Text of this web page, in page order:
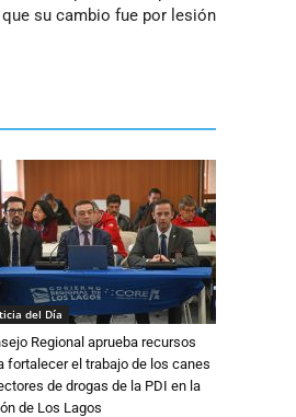
su cambio fue por lesión
del Día
Regional aprueba recursos
fortalecer el trabajo de los canes
de drogas de la PDI en la
de Los Lagos